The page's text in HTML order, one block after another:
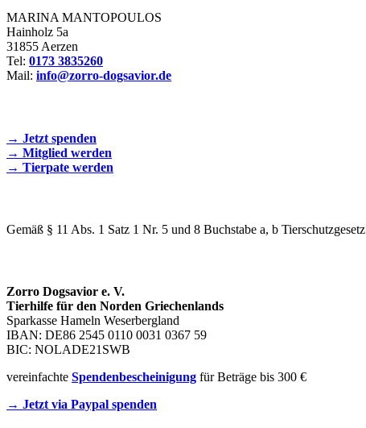
MARINA MANTOPOULOS
Hainholz 5a
31855 Aerzen
Tel: 0173 3835260
Mail: info@zorro-dogsavior.de
→ Jetzt spenden
→ Mitglied werden
→ Tierpate werden
Gemäß § 11 Abs. 1 Satz 1 Nr. 5 und 8 Buchstabe a, b Tierschutzgesetz
Zorro Dogsavior e. V.
Tierhilfe für den Norden Griechenlands
Sparkasse Hameln Weserbergland
IBAN: DE86 2545 0110 0031 0367 59
BIC: NOLADE21SWB
vereinfachte Spendenbescheinigung für Beträge bis 300 €
→ Jetzt via Paypal spenden